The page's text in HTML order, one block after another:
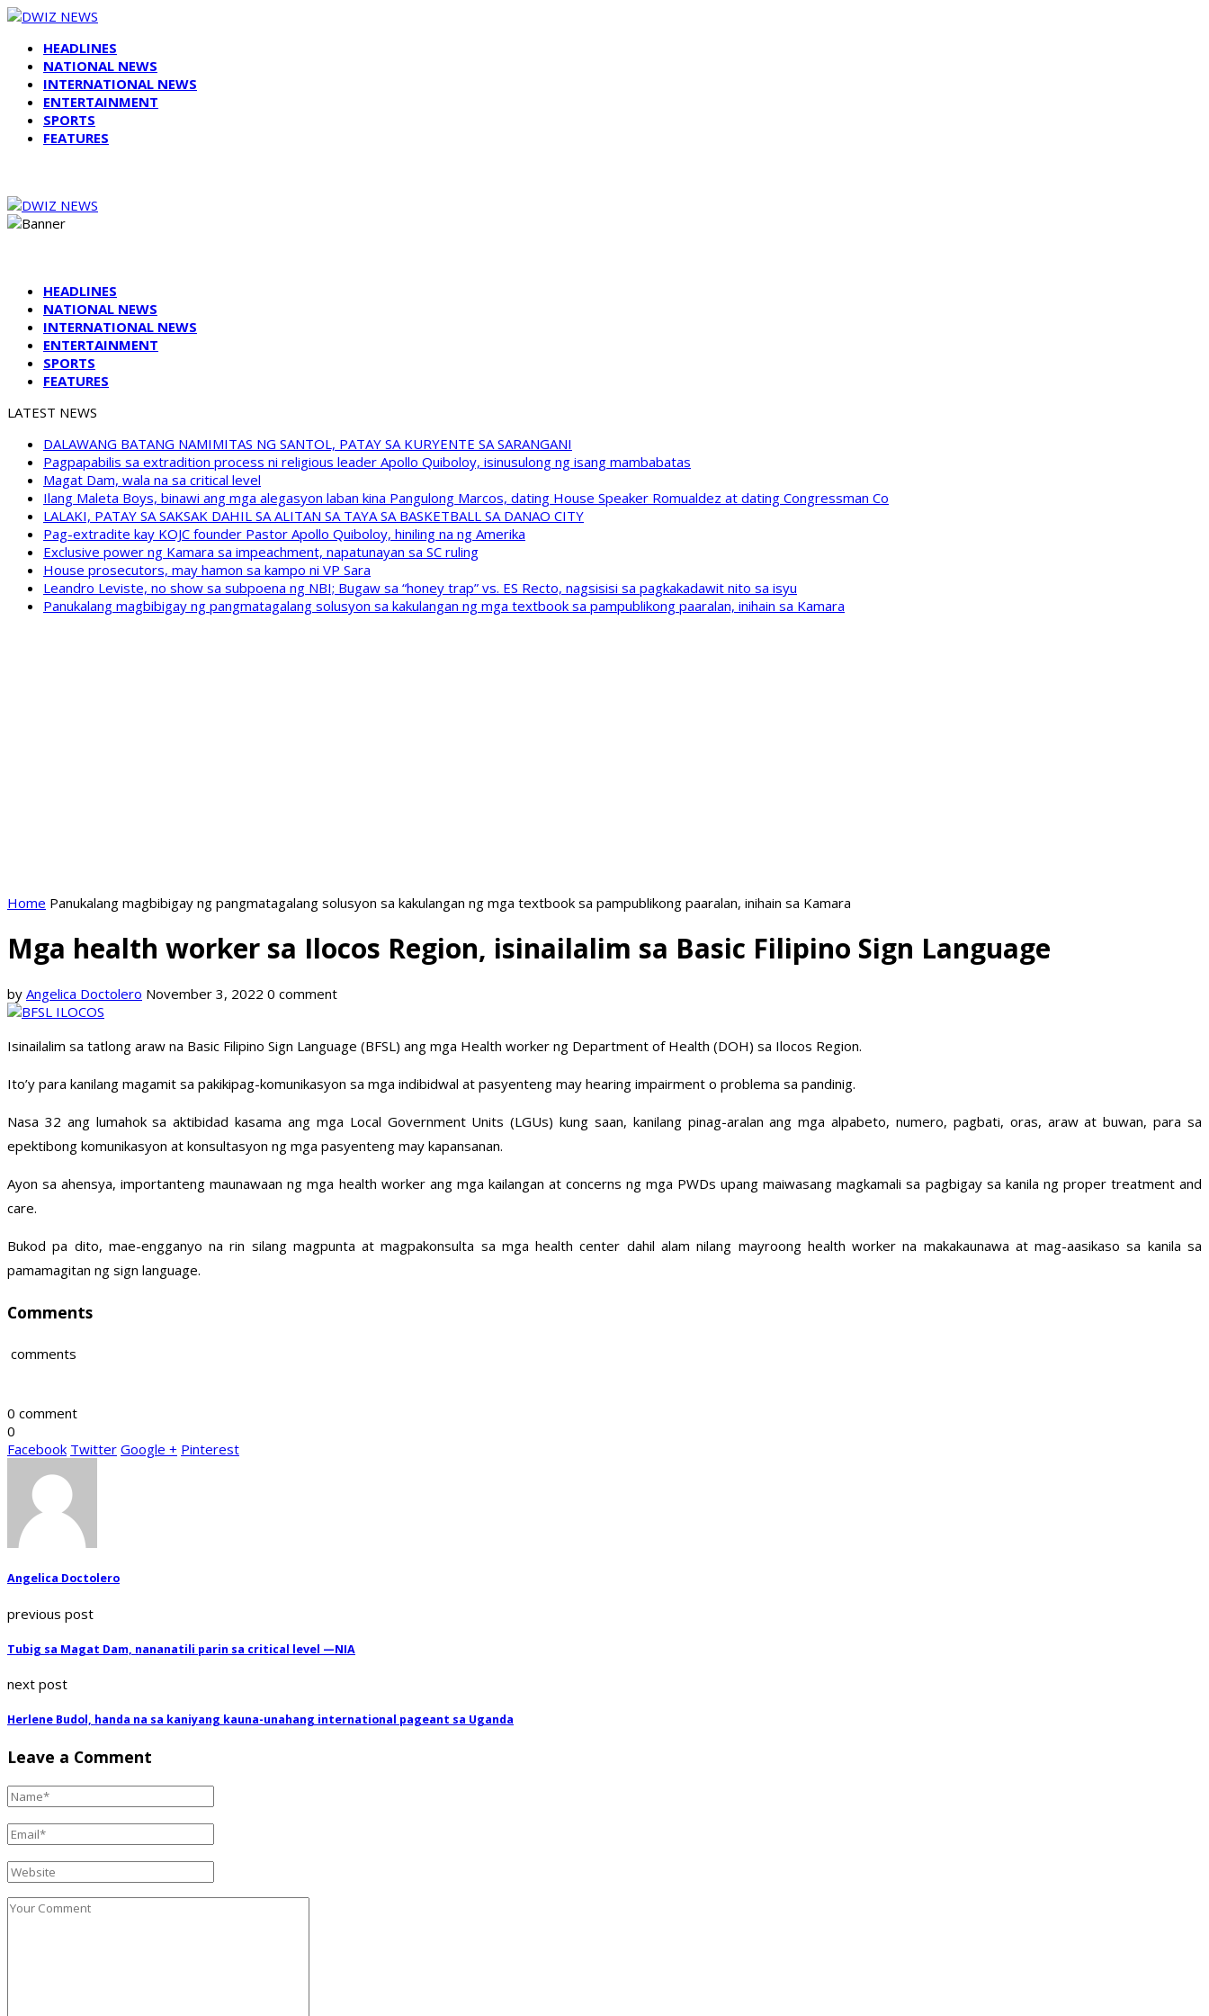
HEADLINES
NATIONAL NEWS
INTERNATIONAL NEWS
ENTERTAINMENT
SPORTS
FEATURES
HEADLINES
NATIONAL NEWS
INTERNATIONAL NEWS
ENTERTAINMENT
SPORTS
FEATURES
LATEST NEWS
DALAWANG BATANG NAMIMITAS NG SANTOL, PATAY SA KURYENTE SA SARANGANI
Pagpapabilis sa extradition process ni religious leader Apollo Quiboloy, isinusulong ng isang mambabatas
Magat Dam, wala na sa critical level
Ilang Maleta Boys, binawi ang mga alegasyon laban kina Pangulong Marcos, dating House Speaker Romualdez at dating Congressman Co
LALAKI, PATAY SA SAKSAK DAHIL SA ALITAN SA TAYA SA BASKETBALL SA DANAO CITY
Pag-extradite kay KOJC founder Pastor Apollo Quiboloy, hiniling na ng Amerika
Exclusive power ng Kamara sa impeachment, napatunayan sa SC ruling
House prosecutors, may hamon sa kampo ni VP Sara
Leandro Leviste, no show sa subpoena ng NBI; Bugaw sa “honey trap” vs. ES Recto, nagsisisi sa pagkakadawit nito sa isyu
Panukalang magbibigay ng pangmatagalang solusyon sa kakulangan ng mga textbook sa pampublikong paaralan, inihain sa Kamara
Home Panukalang magbibigay ng pangmatagalang solusyon sa kakulangan ng mga textbook sa pampublikong paaralan, inihain sa Kamara
Mga health worker sa Ilocos Region, isinailalim sa Basic Filipino Sign Language
by Angelica Doctolero November 3, 2022 0 comment
Isinailalim sa tatlong araw na Basic Filipino Sign Language (BFSL) ang mga Health worker ng Department of Health (DOH) sa Ilocos Region.
Ito’y para kanilang magamit sa pakikipag-komunikasyon sa mga indibidwal at pasyenteng may hearing impairment o problema sa pandinig.
Nasa 32 ang lumahok sa aktibidad kasama ang mga Local Government Units (LGUs) kung saan, kanilang pinag-aralan ang mga alpabeto, numero, pagbati, oras, araw at buwan, para sa
epektibong komunikasyon at konsultasyon ng mga pasyenteng may kapansanan.
Ayon sa ahensya, importanteng maunawaan ng mga health worker ang mga kailangan at concerns ng mga PWDs upang maiwasang magkamali sa pagbigay sa kanila ng proper treatment and
care.
Bukod pa dito, mae-engganyo na rin silang magpunta at magpakonsulta sa mga health center dahil alam nilang mayroong health worker na makakaunawa at mag-aasikaso sa kanila sa
pamamagitan ng sign language.
Comments
comments
0 comment
0
Facebook Twitter Google + Pinterest
Angelica Doctolero
previous post
Tubig sa Magat Dam, nananatili parin sa critical level —NIA
next post
Herlene Budol, handa na sa kaniyang kauna-unahang international pageant sa Uganda
Leave a Comment